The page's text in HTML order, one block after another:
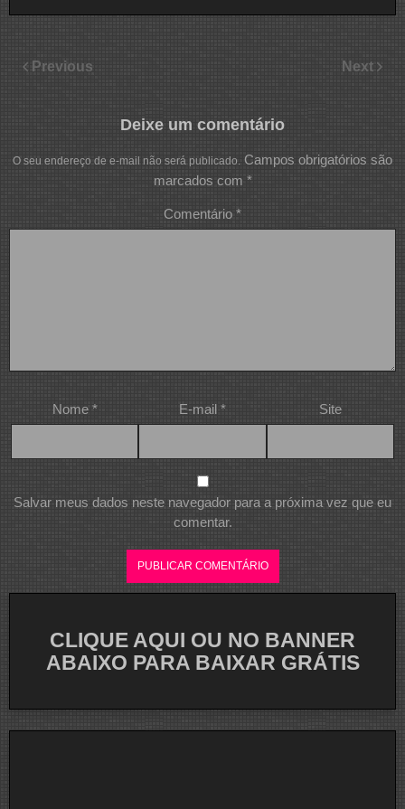
Previous Next
Deixe um comentário
O seu endereço de e-mail não será publicado. Campos obrigatórios são
marcados com *
Comentário *
Nome * E-mail * Site
Salvar meus dados neste navegador para a próxima vez que eu
comentar.
CLIQUE AQUI OU NO BANNER
ABAIXO PARA BAIXAR GRÁTIS